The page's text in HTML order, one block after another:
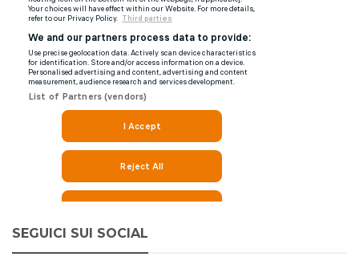
SEGUICI SUI SOCIAL